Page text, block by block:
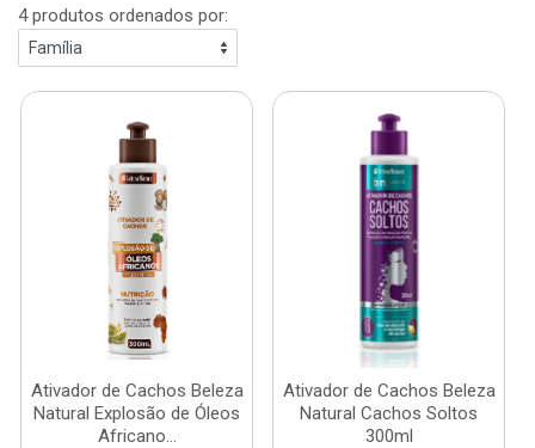
4 produtos ordenados por:
Ativador de Cachos Beleza
Natural Explosão de Óleos
Africano...
Ativador de Cachos Beleza
Natural Cachos Soltos
300ml